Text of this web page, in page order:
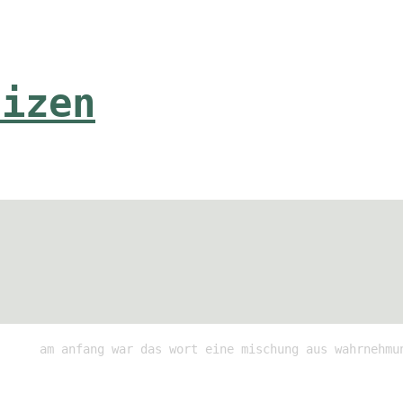
am anfang war das wort eine mischung aus